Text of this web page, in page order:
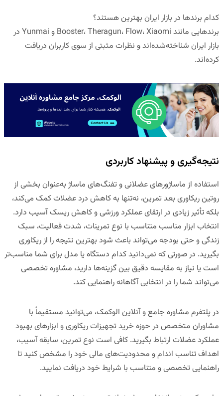
کدام برندها در بازار ایران بهترین هستند؟
برندهایی مانند Booster، Theragun، Flow، Xiaomi و Yunmai در
بازار ایران شناخته‌شده‌اند و نظرات مثبتی از سوی کاربران دریافت
کرده‌اند.
نتیجه‌گیری و پیشنهاد کاربردی
استفاده از ماساژورهای عضلانی و تفنگ‌های ماساژ به‌عنوان بخشی از
روتین ریکاوری بعد تمرین، نه‌تنها به کاهش درد عضلات کمک می‌کند،
بلکه تأثیر زیادی در ارتقای عملکرد ورزشی و کاهش ریسک آسیب دارد.
انتخاب ابزار مناسب متناسب با نوع تمرینات، شدت فعالیت، سبک
زندگی و حتی بودجه می‌تواند باعث شود بهترین نتیجه را از ریکاوری
بگیرید. در صورتی که نمی‌دانید کدام دستگاه یا مدل برای شما مناسب‌تر
است یا نیاز به مقایسه دقیق بین گزینه‌ها دارید، مشاوره تخصصی
می‌تواند شما را در انتخابی آگاهانه راهنمایی کند.
درپلتفرم مشاوره جامع و آنلاین الوکمک، می‌توانید مستقیماً با
مشاوران متخصص در حوزه خرید تجهیزات ریکاوری و ابزارهای بهبود
عملکرد عضلات ارتباط بگیرید. کافی است نوع تمرین، سابقه آسیب،
اهداف تناسب اندام و محدودیت‌های مالی خود را مشخص کنید تا
راهنمایی تخصصی و متناسب با شرایط خود دریافت نمایید.